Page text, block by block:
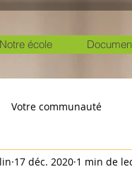
Notre école
Votre communauté
17 déc. 2020 1 min de